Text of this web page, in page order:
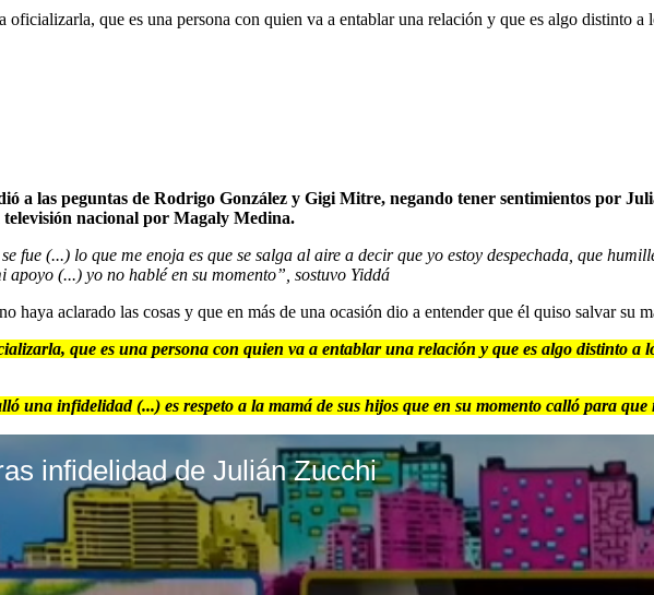
oficializarla, que es una persona con quien va a entablar una relación y que es algo distinto a
a las peguntas de Rodrigo González y Gigi Mitre, negando tener sentimientos por
televisión nacional por Magaly Medina.
fue (...) lo que me enoja es que se salga al aire a decir que yo estoy despechada, que
apoyo (...) yo no hablé en su momento”, sostuvo Yiddá
haya aclarado las cosas y que en más de una ocasión dio a entender que él quiso salvar su
que es una persona con quien va a entablar una relación y que es algo distinto a
una infidelidad (...) es respeto a la mamá de sus hijos que en su momento calló para
infidelidad de Julián Zucchi